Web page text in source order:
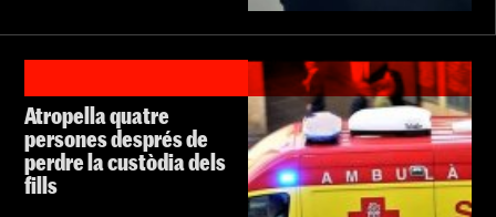
Atropella quatre
persones després de
perdre la custòdia dels
fills